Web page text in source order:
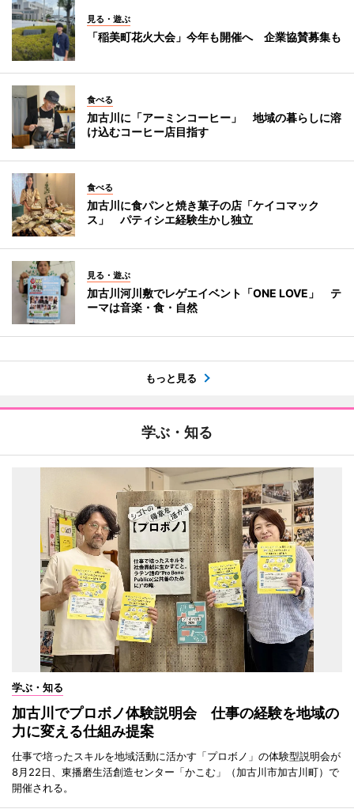
見る・遊ぶ
「稲美町花火大会」今年も開催へ 企業協賛募集も
食べる
加古川に「アーミンコーヒー」 地域の暮らしに溶
け込むコーヒー店目指す
食べる
加古川に食パンと焼き菓子の店「ケイコマック
ス」 パティシエ経験生かし独立
見る・遊ぶ
加古川河川敷でレゲエイベント「ONE LOVE」 テ
ーマは音楽・食・自然
もっと見る
学ぶ・知る
学ぶ・知る
加古川でプロボノ体験説明会 仕事の経験を地域の
力に変える仕組み提案
仕事で培ったスキルを地域活動に活かす「プロボノ」の体験型説明会が
8月22日、東播磨生活創造センター「かこむ」（加古川市加古川町）で
開催される。